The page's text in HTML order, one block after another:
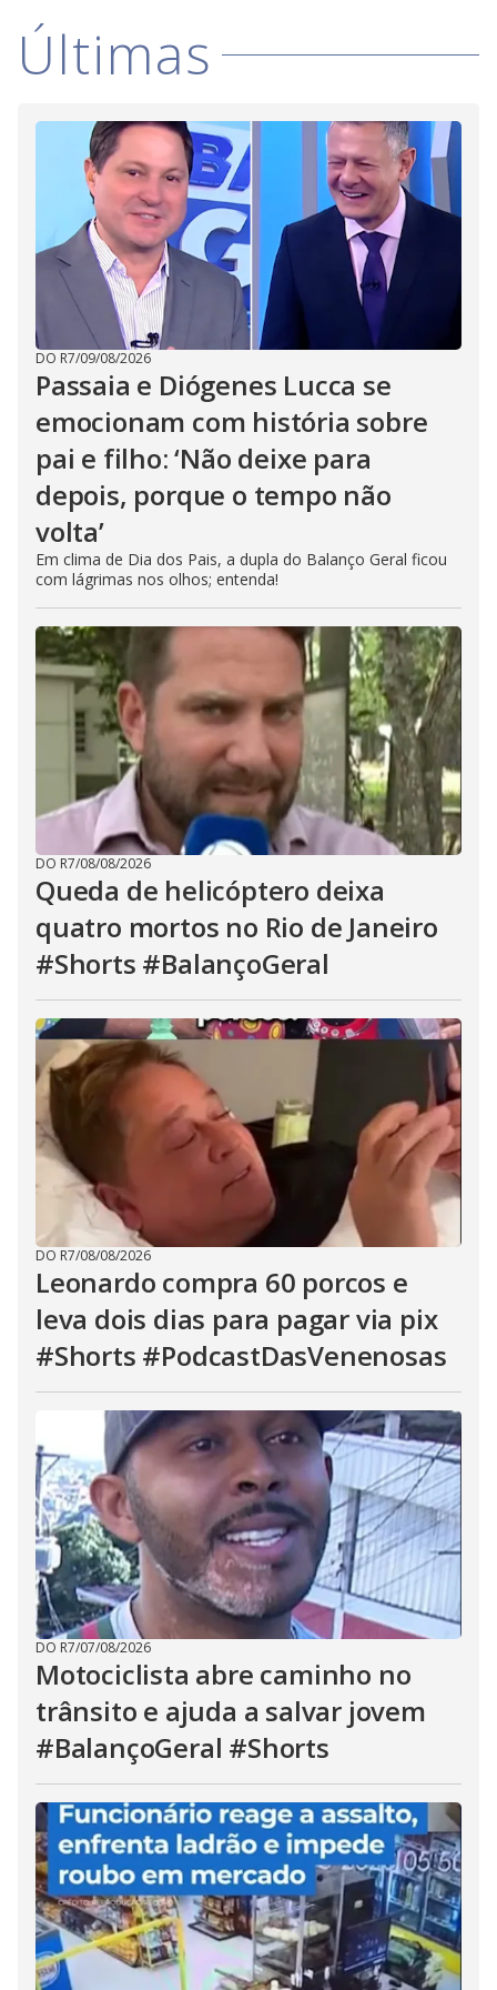
i
d
e
o
Últimas
DO R7/09/08/2026
Passaia e Diógenes Lucca se
emocionam com história sobre
pai e filho: ‘Não deixe para
depois, porque o tempo não
volta’
Em clima de Dia dos Pais, a dupla do Balanço Geral ficou
com lágrimas nos olhos; entenda!
DO R7/08/08/2026
Queda de helicóptero deixa
quatro mortos no Rio de Janeiro
#Shorts #BalançoGeral
DO R7/08/08/2026
Leonardo compra 60 porcos e
leva dois dias para pagar via pix
#Shorts #PodcastDasVenenosas
DO R7/07/08/2026
Motociclista abre caminho no
trânsito e ajuda a salvar jovem
#BalançoGeral #Shorts